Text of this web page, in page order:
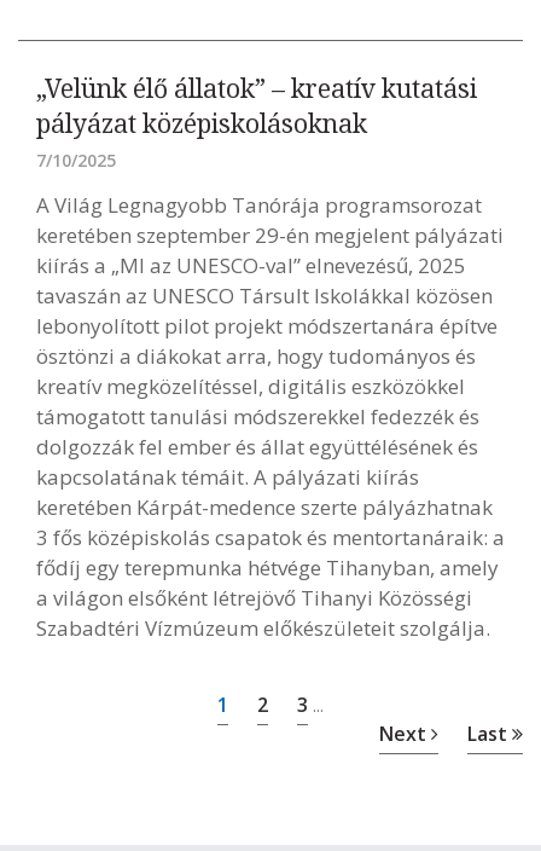
„Velünk élő állatok” – kreatív kutatási
pályázat középiskolásoknak
7/10/2025
A Világ Legnagyobb Tanórája programsorozat
keretében szeptember 29-én megjelent pályázati
kiírás a „MI az UNESCO-val” elnevezésű, 2025
tavaszán az UNESCO Társult Iskolákkal közösen
lebonyolított pilot projekt módszertanára építve
ösztönzi a diákokat arra, hogy tudományos és
kreatív megközelítéssel, digitális eszközökkel
támogatott tanulási módszerekkel fedezzék és
dolgozzák fel ember és állat együttélésének és
kapcsolatának témáit. A pályázati kiírás
keretében Kárpát-medence szerte pályázhatnak
3 fős középiskolás csapatok és mentortanáraik: a
fődíj egy terepmunka hétvége Tihanyban, amely
a világon elsőként létrejövő Tihanyi Közösségi
Szabadtéri Vízmúzeum előkészületeit szolgálja.
1 2 3 ...
Next Last